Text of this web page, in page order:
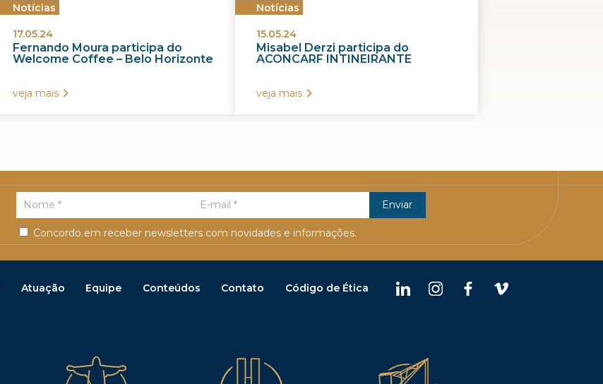
Notícias
17.05.24
Fernando Moura participa do
Welcome Coffee – Belo Horizonte
veja mais
Notícias
15.05.24
Misabel Derzi participa do
ACONCARF INTINEIRANTE
veja mais
Concordo em receber newsletters com novidades e informações.
Atuação Equipe Conteúdos Contato Código de Ética